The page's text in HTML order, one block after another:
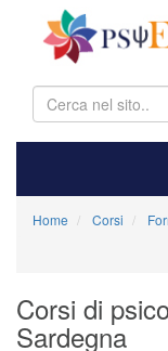
Home Corsi
Corsi di
Sardegna